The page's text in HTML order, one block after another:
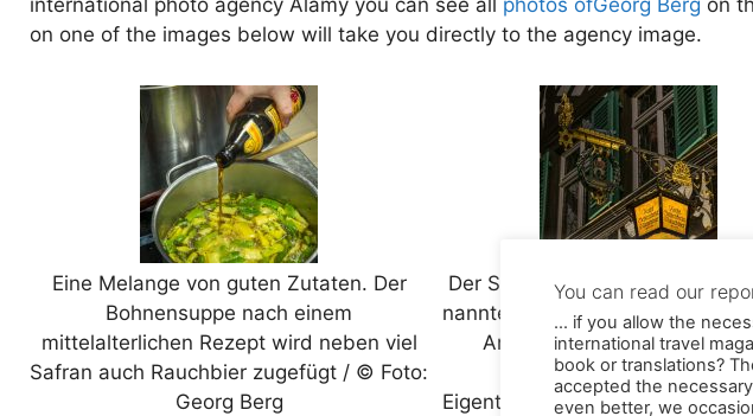
on one of the images below will take you directly to the agency image.
Eine Melange von guten Zutaten. Der
Bohnensuppe nach einem
mittelalterlichen Rezept wird neben viel
Safran auch Rauchbier zugefügt / © Foto:
Georg Berg
Der Schlenkerla ist
nannten die Bamberger den
Andreas Graser, zweiter in
Generation der heutigen
Eigentümerfamilie. Er